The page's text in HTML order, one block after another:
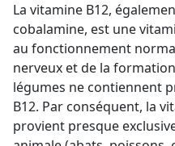
La vitamine B12,
cobalamine, est une
au fonctionnement
nerveux et de la
légumes ne contiennent
B12. Par conséquent, la
provient presque